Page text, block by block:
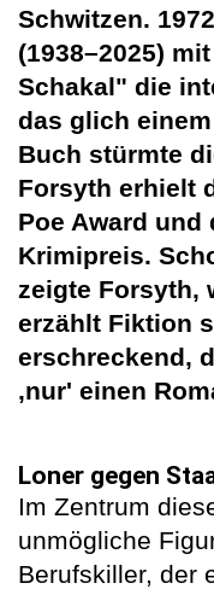
Schwitzen.
(1938–2025)
Schakal" die
das glich
Buch stürmte
Forsyth erhielt
Poe Award und
Krimipreis.
zeigte Forsyth,
erzählt Fiktion
erschreckend,
‚nur' einen
Loner gegen
Im Zentrum
unmögliche
Berufskiller, der